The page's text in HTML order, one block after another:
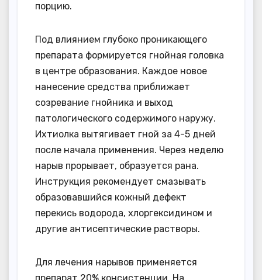
порцию.
Под влиянием глубоко проникающего
препарата формируется гнойная головка
в центре образования. Каждое новое
нанесение средства приближает
созревание гнойника и выход
патологического содержимого наружу.
Ихтиолка вытягивает гной за 4-5 дней
после начала применения. Через неделю
нарыв прорывает, образуется рана.
Инструкция рекомендует смазывать
образовавшийся кожный дефект
перекись водорода, хлоргексидином и
другие антисептические растворы.
Для лечения нарывов применяется